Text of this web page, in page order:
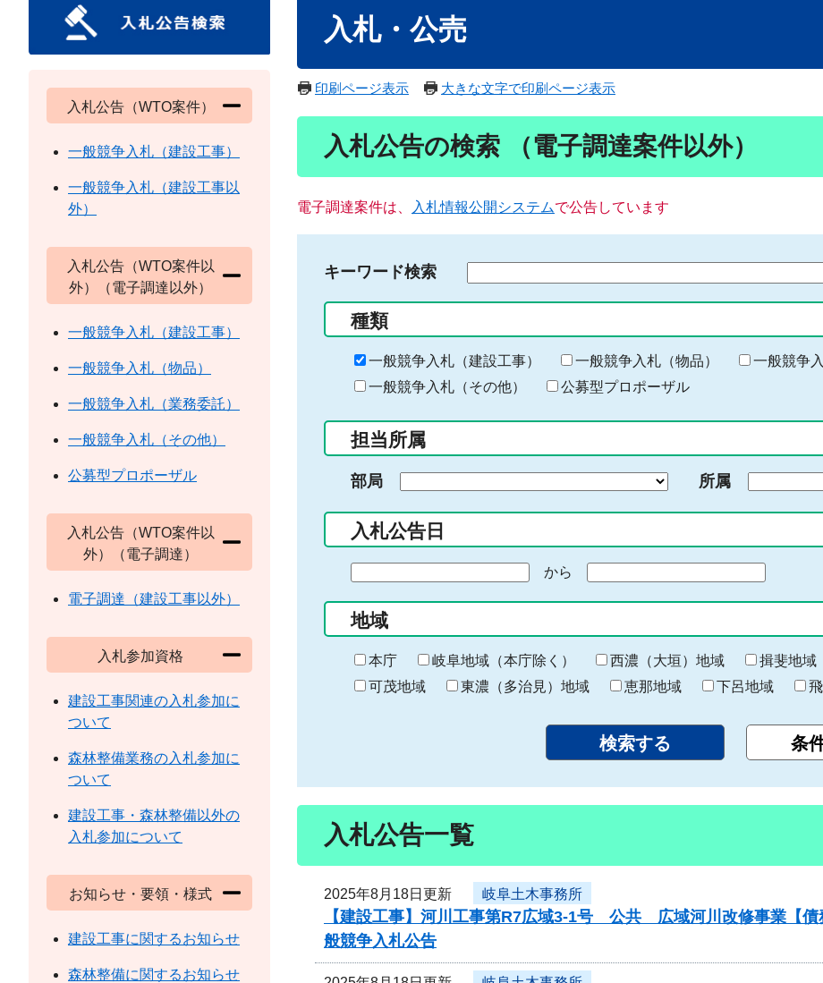
入札・公売
印刷ページ表示 大きな文字で印刷ページ表示
入札公告の検索 （電子調達案件以外）
電子調達案件は、 入札情報公開システムで公告しています
キーワード検索
る
キ
ー
ー
入
力
種類
一般競争入札（建設工事） 一般競争入札（物品）
一般競争
一般競争入札（その他）
公募型プロポーザル
担当所属
部局 所属
入札公告日
の
始
ま
り
から
終
わ
り
地域
本庁 岐阜地域（本庁除く） 西濃（大垣）地域 揖斐地域
可茂地域
東濃（多治見）地域 恵那地域 下呂地域
入札公告一覧
2025年8月18日更新 岐阜土木事務所
【建設工事】河川工事第R7広域3-1号 公共 広域河川改修事業【
般競争入札公告
入札公告（WTO案件）
一般競争入札（建設工事）
一般競争入札（建設工事以
外）
入札公告（WTO案件以
外）（電子調達以外）
一般競争入札（建設工事）
一般競争入札（物品）
一般競争入札（業務委託）
一般競争入札（その他）
公募型プロポーザル
入札公告（WTO案件以
外）（電子調達）
電子調達（建設工事以外）
入札参加資格
建設工事関連の入札参加に
ついて
森林整備業務の入札参加に
ついて
建設工事・森林整備以外の
入札参加について
お知らせ・要領・様式
建設工事に関するお知らせ
森林整備に関するお知らせ